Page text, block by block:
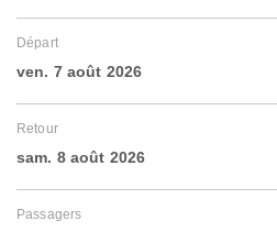
Départ
ven. 7 août 2026
Retour
sam. 8 août 2026
Passagers